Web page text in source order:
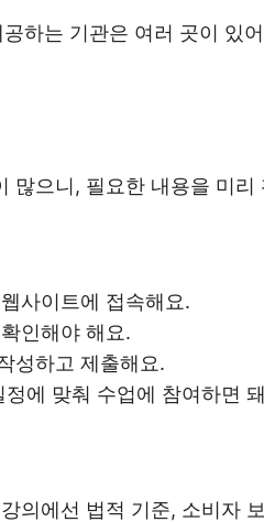
하는 기관은 여러 곳이 있
많으니, 필요한 내용을 미리
사이트에 접속해요.
인해야 해요.
성하고 제출해요.
에 맞춰 수업에 참여하면
의에선 법적 기준, 소비자